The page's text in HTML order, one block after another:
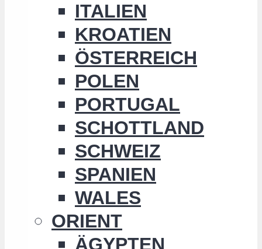
ITALIEN
KROATIEN
ÖSTERREICH
POLEN
PORTUGAL
SCHOTTLAND
SCHWEIZ
SPANIEN
WALES
ORIENT
ÄGYPTEN